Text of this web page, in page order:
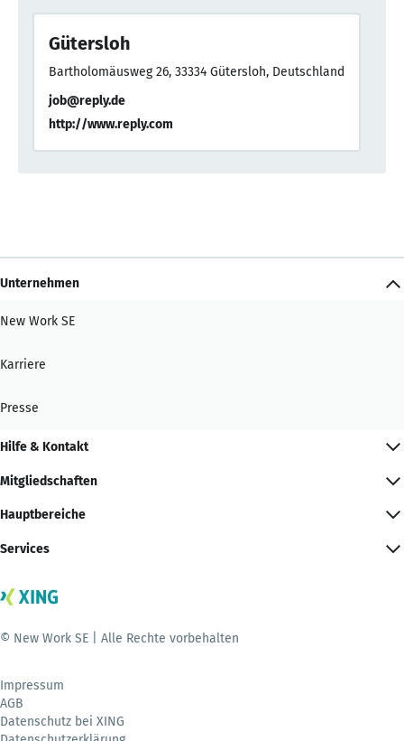
Gütersloh
Bartholomäusweg 26, 33334 Gütersloh, Deutschland
job@reply.de
http://www.reply.com
Unternehmen
New Work SE
Karriere
Presse
Hilfe & Kontakt
Mitgliedschaften
Hauptbereiche
Services
© New Work SE | Alle Rechte vorbehalten
Impressum
AGB
Datenschutz bei XING